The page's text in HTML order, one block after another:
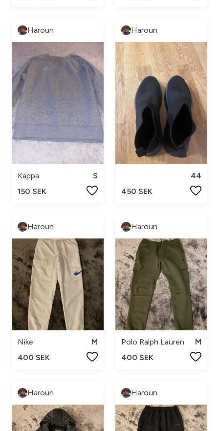
Haroun
Kappa
S
150 SEK
Haroun
44
450 SEK
Haroun
Nike
M
400 SEK
Haroun
Polo Ralph Lauren
M
400 SEK
Haroun Haroun